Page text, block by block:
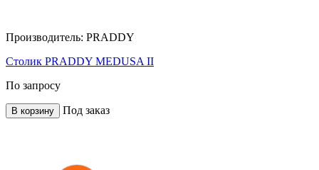
Производитель: PRADDY
Столик PRADDY MEDUSA II
По запросу
В корзину Под заказ